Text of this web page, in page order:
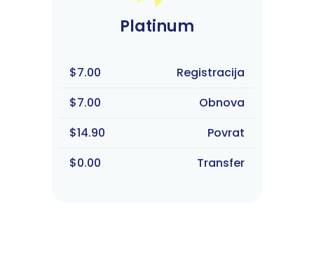
Platinum
$7.00
Registracija
$7.00
Obnova
$14.90
Povrat
$0.00
Transfer